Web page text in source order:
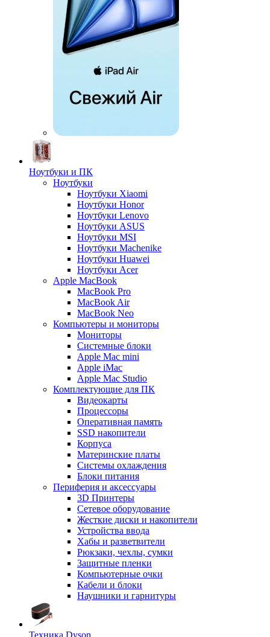
Ноутбуки и ПК
Ноутбуки
Ноутбуки Xiaomi
Ноутбуки Honor
Ноутбуки Lenovo
Ноутбуки ASUS
Ноутбуки MSI
Ноутбуки Machenike
Ноутбуки Huawei
Ноутбуки Acer
Apple MacBook
MacBook Pro
MacBook Air
MacBook Neo
Компьютеры и мониторы
Мониторы
Системные блоки
Apple Mac mini
Apple iMac
Apple Mac Studio
Комплектующие для ПК
Видеокарты
Процессоры
Оперативная память
SSD накопители
Корпуса
Материнские платы
Системы охлаждения
Блоки питания
Периферия и аксессуары
3D Принтеры
Сетевое оборудование
Жесткие диски и накопители
Устройства ввода
Хабы и разветвители
Рюкзаки, чехлы, сумки
Защитные пленки
Компьютерные очки
Кабели и блоки
Наушники и гарнитуры
Техника Dyson